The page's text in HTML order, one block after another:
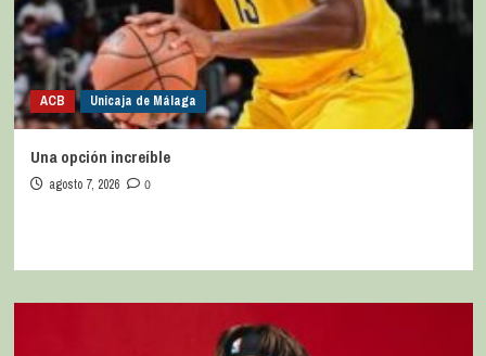
ACB Unicaja de Málaga
Una opción increíble
agosto 7, 2026 0